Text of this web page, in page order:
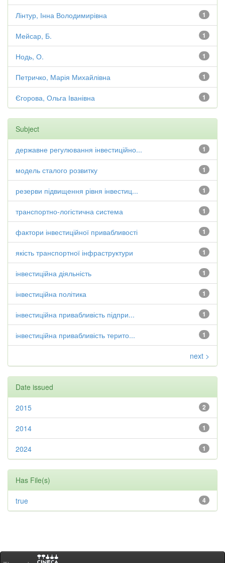
1
Лінтур, Інна Володимирівна
1
Мейсар, Б.
1
Нодь, О.
1
Петричко, Марія Михайлівна
1
Єгорова, Ольга Іванівна
Subject
1
державне регулювання інвестиційно...
1
модель сталого розвитку
1
резерви підвищення рівня інвестиц...
1
транспортно-логістична система
1
фактори інвестиційної привабливості
1
якість транспортної інфраструктури
1
інвестиційна діяльність
1
інвестиційна політика
1
інвестиційна привабливість підпри...
1
інвестиційна привабливість терито...
next >
Date issued
2
2015
1
2014
1
2024
Has File(s)
4
true